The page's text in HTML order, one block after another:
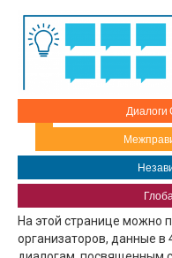
Диалоги
На этой странице можно
организаторов, данные